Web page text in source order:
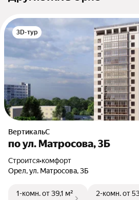
3D-тур
ВертикальС
по ул. Матросова, 3Б
Строится•комфорт
Орел, ул. Матросова, 3Б
1-комн.от 39,1 м²
2-комн.от